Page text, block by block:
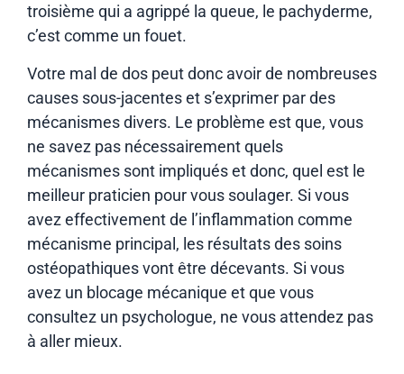
troisième qui a agrippé la queue, le pachyderme,
c’est comme un fouet.
Votre mal de dos peut donc avoir de nombreuses
causes sous-jacentes et s’exprimer par des
mécanismes divers. Le problème est que, vous
ne savez pas nécessairement quels
mécanismes sont impliqués et donc, quel est le
meilleur praticien pour vous soulager. Si vous
avez effectivement de l’inflammation comme
mécanisme principal, les résultats des soins
ostéopathiques vont être décevants. Si vous
avez un blocage mécanique et que vous
consultez un psychologue, ne vous attendez pas
à aller mieux.